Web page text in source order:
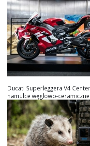
Ducati Superleggera V4
hamulce węglowo-